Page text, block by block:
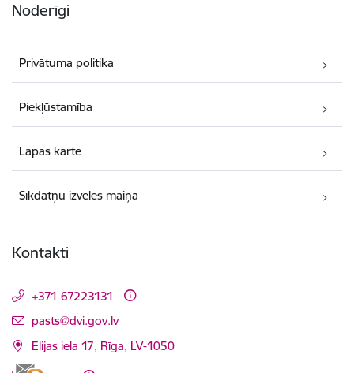
Noderīgi
Privātuma politika
Piekļūstamība
Lapas karte
Sīkdatņu izvēles maiņa
Kontakti
+371 67223131
E-pasts:
pasts@dvi.gov.lv
Elijas iela 17, Rīga, LV-1050